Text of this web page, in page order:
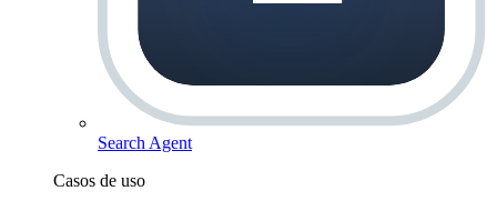
Search Agent
Casos de uso